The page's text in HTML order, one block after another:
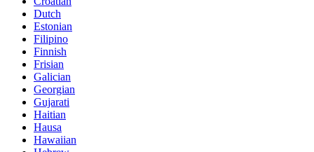
Dutch
Estonian
Filipino
Finnish
Frisian
Galician
Georgian
Gujarati
Haitian
Hausa
Hawaiian